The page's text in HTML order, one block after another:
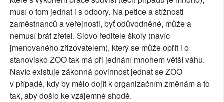
musí o tom jednat i s odbory. Na petice a stížnosti
zaměstnanců a veřejnosti, byť odůvodněné, může a
nemusí brát zřetel. Slovo ředitele školy (navíc
jmenovaného zřizovatelem), který se může opřít i o
stanovisko ZOO tak má při jednání mnohem větší váhu.
Navíc existuje zákonná povinnost jednat se ZOO
v případě, kdy by mělo dojít k organizačním změnám a to
tak, aby došlo ke vzájemné shodě.